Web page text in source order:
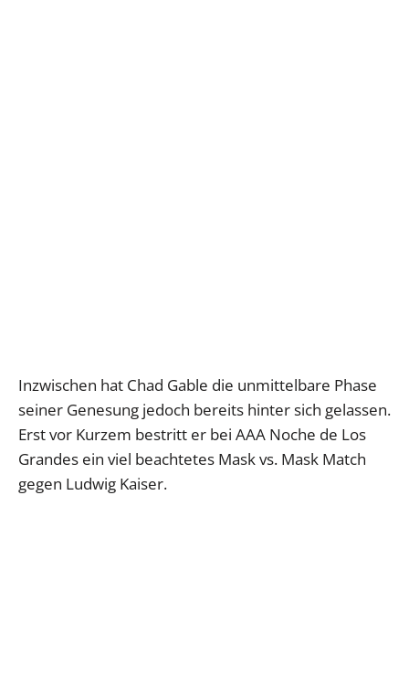
Inzwischen hat Chad Gable die unmittelbare Phase
seiner Genesung jedoch bereits hinter sich gelassen.
Erst vor Kurzem bestritt er bei AAA Noche de Los
Grandes ein viel beachtetes Mask vs. Mask Match
gegen Ludwig Kaiser.